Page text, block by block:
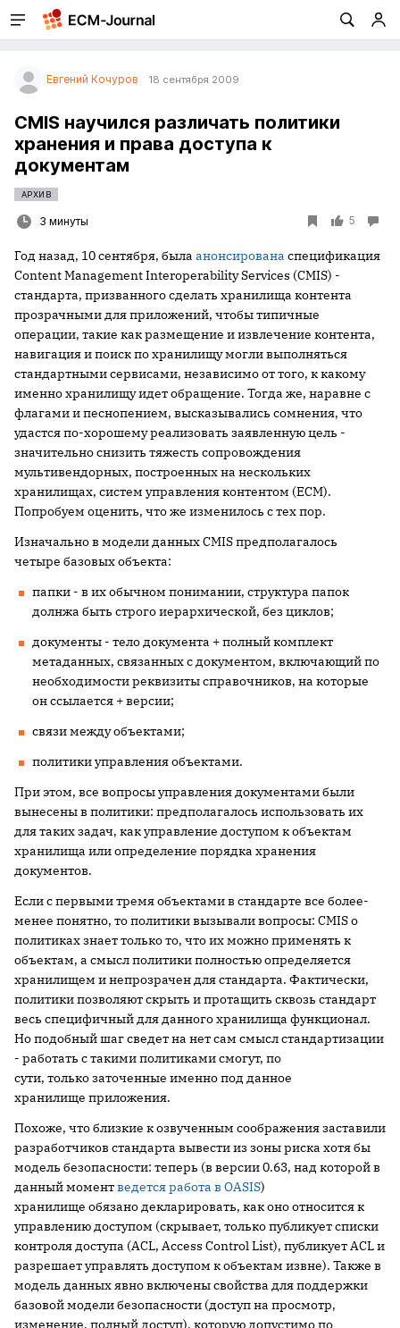
Евгений Кочуров 18 сентября 2009
CMIS научился различать политики
хранения и права доступа к
документам
АРХИВ
3 минуты 5
Год назад, 10 сентября, была анонсирована спецификация
Content Management Interoperability Services (CMIS) -
стандарта, призванного сделать хранилища контента
прозрачными для приложений, чтобы типичные
операции, такие как размещение и извлечение контента,
навигация и поиск по хранилищу могли выполняться
стандартными сервисами, независимо от того, к какому
именно хранилищу идет обращение. Тогда же, наравне с
флагами и песнопением, высказывались сомнения, что
удастся по-хорошему реализовать заявленную цель -
значительно снизить тяжесть сопровождения
мультивендорных, построенных на нескольких
хранилищах, систем управления контентом (ECM).
Попробуем оценить, что же изменилось с тех пор.
Изначально в модели данных CMIS предполагалось
четыре базовых объекта:
папки - в их обычном понимании, структура папок
долнжа быть строго иерархической, без циклов;
документы - тело документа + полный комплект
метаданных, связанных с документом, включающий по
необходимости реквизиты справочников, на которые
он ссылается + версии;
связи между объектами;
политики управления объектами.
При этом, все вопросы управления документами были
вынесены в политики: предполагалось использовать их
для таких задач, как управление доступом к объектам
хранилища или определение порядка хранения
документов.
Если с первыми тремя объектами в стандарте все более-
менее понятно, то политики вызывали вопросы: CMIS о
политиках знает только то, что их можно применять к
объектам, а смысл политики полностью определяется
хранилищем и непрозрачен для стандарта. Фактически,
политики позволяют скрыть и протащить сквозь стандарт
весь специфичный для данного хранилища функционал.
Но подобный шаг сведет на нет сам смысл стандартизации
- работать с такими политиками смогут, по
сути, только заточенные именно под данное
хранилище приложения.
Похоже, что близкие к озвученным соображения заставили
разработчиков стандарта вывести из зоны риска хотя бы
модель безопасности: теперь (в версии 0.63, над которой в
данный моментведется работа в OASIS)
хранилище обязано декларировать, как оно относится к
управлению доступом (скрывает, только публикует списки
контроля доступа (ACL, Access Control List), публикует ACL и
разрешает управлять доступом к объектам извне). Также в
модель данных явно включены свойства для поддержки
базовой модели безопасности (доступ на просмотр,
изменение, полный доступ), которую допустимо по